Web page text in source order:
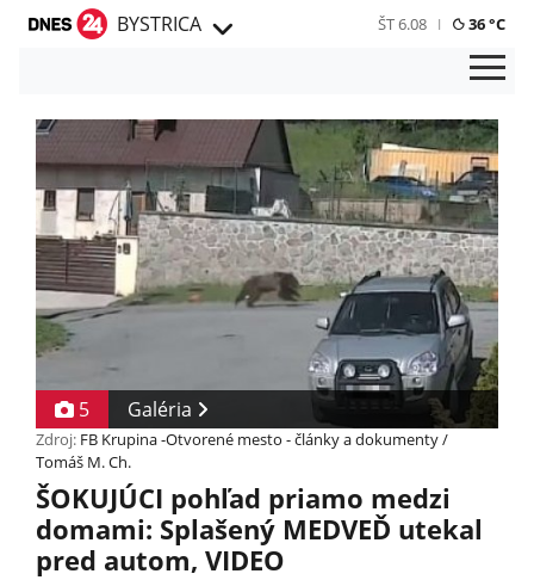
BYSTRICA ŠT 6.08 36 °C
5 Galéria
Zdroj: FB Krupina -Otvorené mesto - články a dokumenty /
Tomáš M. Ch.
ŠOKUJÚCI pohľad priamo medzi
domami: Splašený MEDVEĎ utekal
pred autom, VIDEO